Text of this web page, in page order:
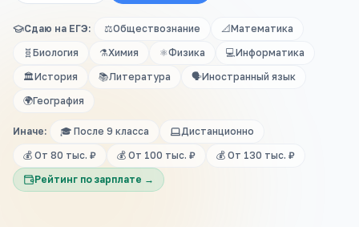
Сдаю на ЕГЭ: ⚖️Обществознание 📐Математика
🧬 Биология ⚗️Химия ⚛️Физика 💻Информатика
🏛️История 📚Литература 🗣️Иностранный язык
🌍География
Иначе: 🎓 После 9 класса
Дистанционно
💰 От 80 тыс. ₽
💰 От 100 тыс. ₽
💰 От 130 тыс. ₽
Рейтинг по зарплате →